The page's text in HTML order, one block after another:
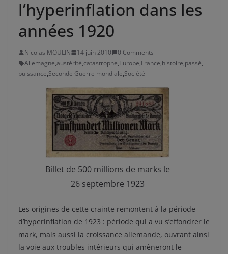
l’hyperinflation dans les
années 1920
Nicolas MOULIN 14 juin 2010
0 Comments
Allemagne,austérité,catastrophe,Europe,France,histoire,passé,
puissance,Seconde Guerre mondiale,Société
Billet de 500 millions de marks le
26 septembre 1923
Les origines de cette crainte remontent à la période
d’hyperinflation de 1923 : période qui a vu s’effondrer le
mark, mais aussi la croissance allemande, ouvrant ainsi
la voie aux troubles intérieurs qui amèneront le